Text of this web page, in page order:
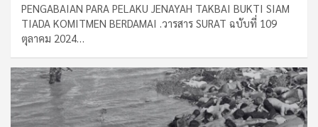
PENGABAIAN PARA PELAKU JENAYAH TAKBAI BUKTI SIAM
TIADA KOMITMEN BERDAMAI .วารสาร SURAT ฉบับที่ 109
ตุลาคม 2024…